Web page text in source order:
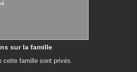
sur la famille
cette famille sont privés.